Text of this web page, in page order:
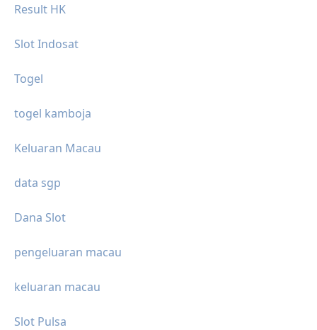
Result HK
Slot Indosat
Togel
togel kamboja
Keluaran Macau
data sgp
Dana Slot
pengeluaran macau
keluaran macau
Slot Pulsa